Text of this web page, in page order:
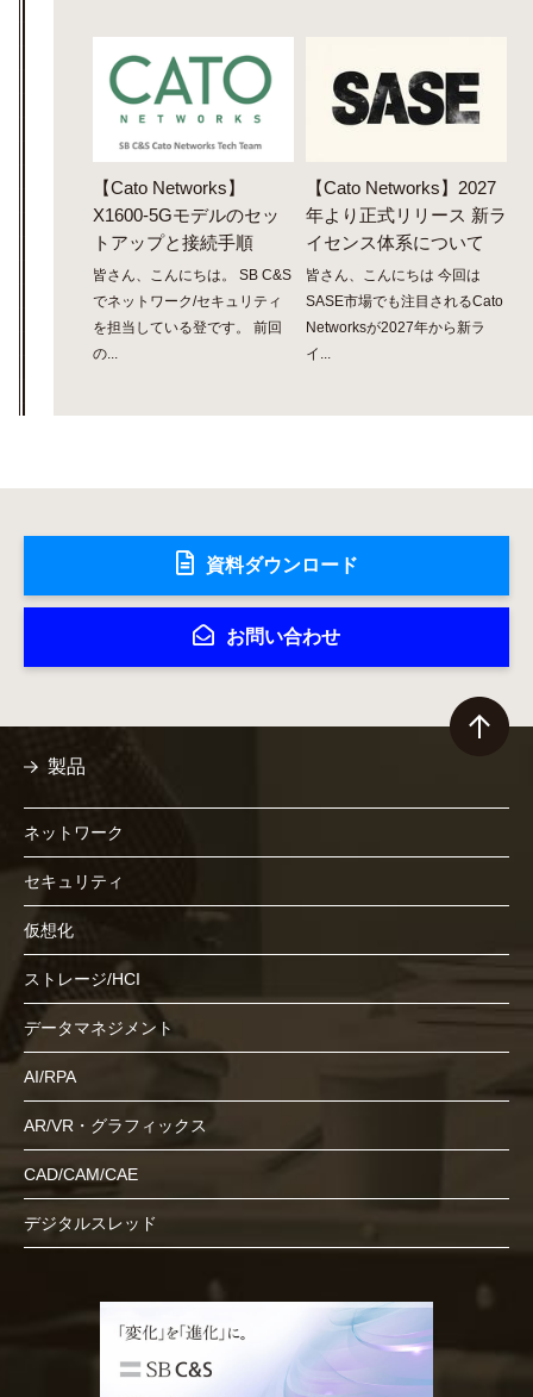
【Cato Networks】
X1600-5Gモデルのセッ
トアップと接続手順
皆さん、こんにちは。 SB C&S
でネットワーク/セキュリティ
を担当している登です。 前回
の...
【Cato Networks】2027
年より正式リリース 新ラ
イセンス体系について
皆さん、こんにちは 今回は
SASE市場でも注目されるCato
Networksが2027年から新ラ
イ...
資料ダウンロード
お問い合わせ
製品
ネットワーク
セキュリティ
仮想化
ストレージ/HCI
データマネジメント
AI/RPA
AR/VR・グラフィックス
CAD/CAM/CAE
デジタルスレッド